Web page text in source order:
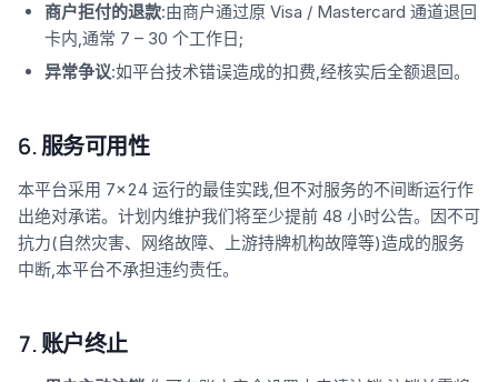
商户拒付的退款:由商户通过原 Visa / Mastercard 通道退回
卡内,通常 7 – 30 个工作日;
异常争议:如平台技术错误造成的扣费,经核实后全额退回。
6. 服务可用性
本平台采用 7×24 运行的最佳实践,但不对服务的不间断运行作
出绝对承诺。计划内维护我们将至少提前 48 小时公告。因不可
抗力(自然灾害、网络故障、上游持牌机构故障等)造成的服务
中断,本平台不承担违约责任。
7. 账户终止